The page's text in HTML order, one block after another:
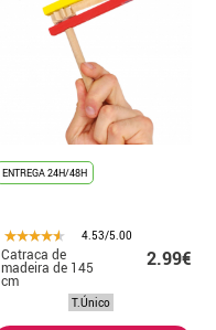
ENTREGA 24H/48H
4.53/5.00
Catraca de
madeira de 145
cm
2.99€
T.Único